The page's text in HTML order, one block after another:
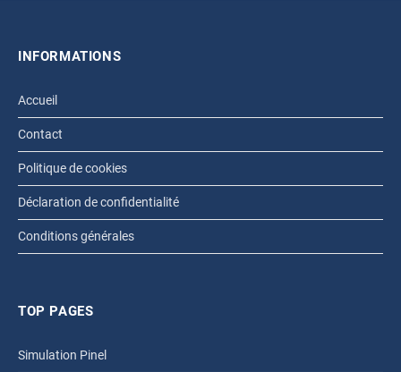
INFORMATIONS
Accueil
Contact
Politique de cookies
Déclaration de confidentialité
Conditions générales
TOP PAGES
Simulation Pinel